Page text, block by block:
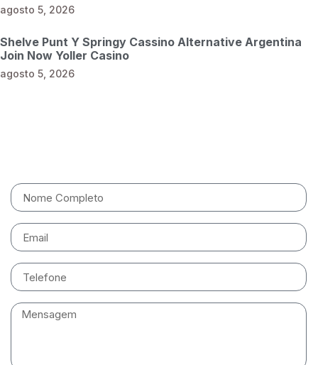
agosto 5, 2026
Shelve Punt Y Springy Cassino Alternative Argentina
Join Now Yoller Casino
agosto 5, 2026